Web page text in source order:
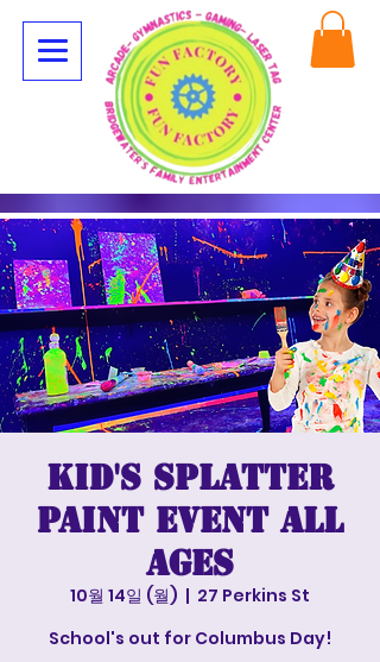
Kid's Splatter
Paint Event All
ages
10월 14일 (월)
  |
27 Perkins St
School's out for Columbus Day!